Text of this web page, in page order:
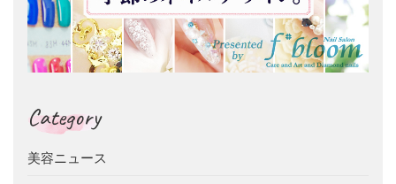
Category
美容ニュース